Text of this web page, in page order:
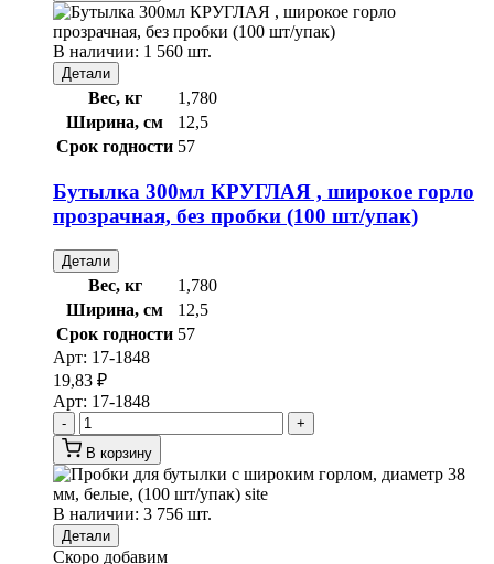
В наличии: 1 560 шт.
Детали
Вес, кг
1,780
Ширина, см
12,5
Срок годности 57
Бутылка 300мл КРУГЛАЯ , широкое горло
прозрачная, без пробки (100 шт/упак)
Детали
Вес, кг
1,780
Ширина, см
12,5
Срок годности 57
Арт: 17-1848
19,83 ₽
Арт: 17-1848
-
+
В корзину
В наличии: 3 756 шт.
Детали
Скоро добавим